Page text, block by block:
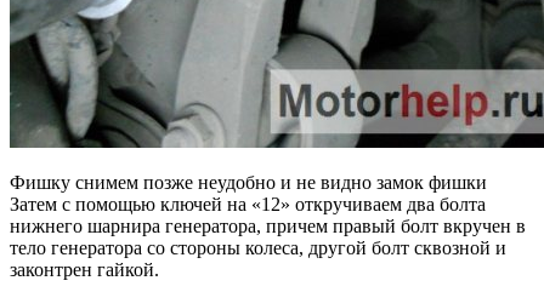
Фишку снимем позже неудобно и не видно замок фишки
Затем с помощью ключей на «12» откручиваем два болта
нижнего шарнира генератора, причем правый болт вкручен в
тело генератора со стороны колеса, другой болт сквозной и
законтрен гайкой.